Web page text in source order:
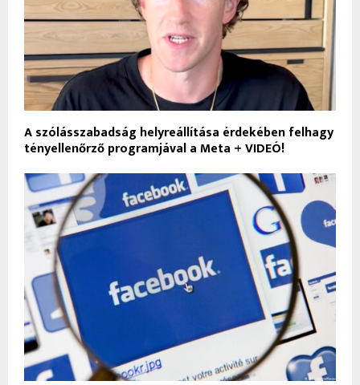
A szólásszabadság helyreállítása érdekében felhagy
tényellenőrző programjával a Meta + VIDEÓ!